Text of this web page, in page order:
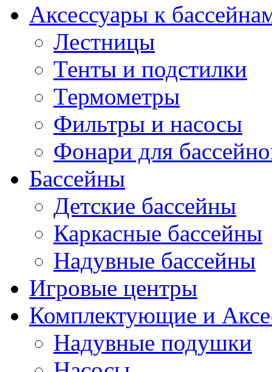
Аксессуары к
Лестницы
Тенты и подстилки
Термометры
Фильтры и насосы
Фонари для
Бассейны
Детские бассейны
Каркасные бассейны
Надувные бассейны
Игровые центры
Комплектующие и
Надувные подушки